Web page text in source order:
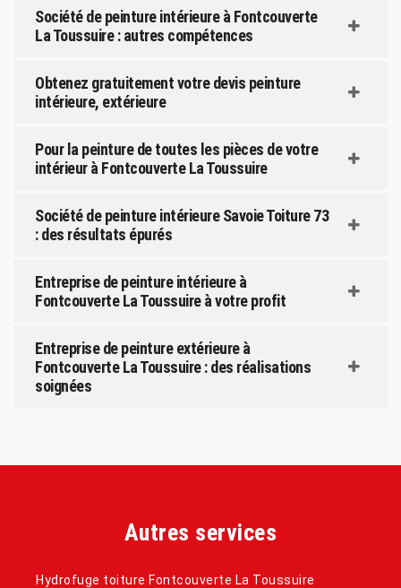
Société de peinture intérieure à Fontcouverte
La Toussuire : autres compétences
Obtenez gratuitement votre devis peinture
intérieure, extérieure
Pour la peinture de toutes les pièces de votre
intérieur à Fontcouverte La Toussuire
Société de peinture intérieure Savoie Toiture 73
: des résultats épurés
Entreprise de peinture intérieure à
Fontcouverte La Toussuire à votre profit
Entreprise de peinture extérieure à
Fontcouverte La Toussuire : des réalisations
soignées
Autres services
Hydrofuge toiture Fontcouverte La Toussuire